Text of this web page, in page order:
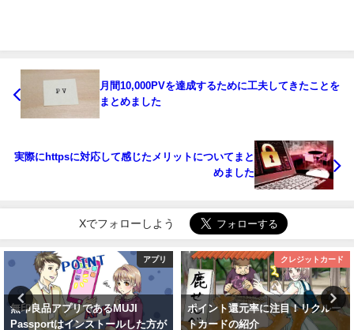
月間10,000PVを達成するために工夫してきたことを
まとめました
実際にhttpsに対応して感じたメリットについてまと
めました
Xでフォローしよう
アプリ
無印良品アプリであるMUJI
Passportはインストールした方が
クレジットカード
ポイント還元率に注目！リクルー
トカードの紹介